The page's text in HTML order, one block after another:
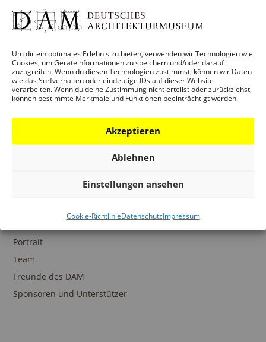
Um dir ein optimales Erlebnis zu bieten, verwenden wir Technologien wie
Cookies, um Geräteinformationen zu speichern und/oder darauf
zuzugreifen. Wenn du diesen Technologien zustimmst, können wir Daten
wie das Surfverhalten oder eindeutige IDs auf dieser Website
verarbeiten. Wenn du deine Zustimmung nicht erteilst oder zurückziehst,
können bestimmte Merkmale und Funktionen beeinträchtigt werden.
Akzeptieren
Ablehnen
Einstellungen ansehen
Cookie-RichtlinieDatenschutzImpressum
Programm
Führungen und Touren
Ansprechpartner
SAMMLUNGEN
Portrait
Team
Freunde des DAM
Sponsoren und Unterstützer